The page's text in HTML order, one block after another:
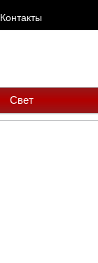
Контакты
Свет